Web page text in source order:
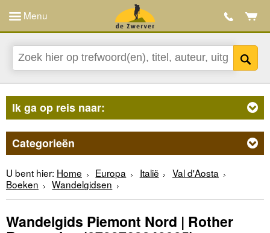
Menu
Ik ga op reis naar:
Categorieën
U bent hier: Home Europa Italië
Val d'Aosta
Boeken
Wandelgidsen
Wandelgids Piemont Nord | Rother